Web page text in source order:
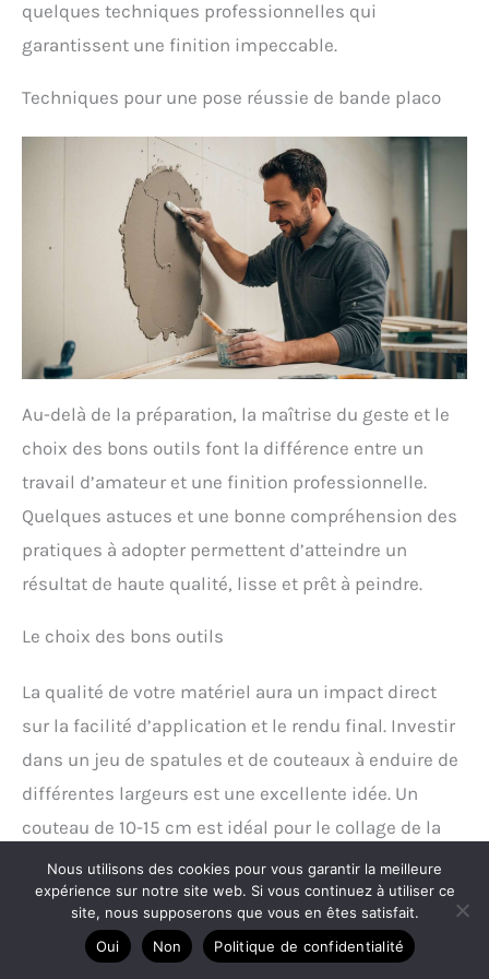
Utilisable du gros œuvre à la finition.
finition pour cloisons sèches sont
applications de cloisons sèches, de plâtre et
aussi bien aux professionnels qu'aux
passionnés.
quelques techniques professionnelles qui
garantissent une finition impeccable.
Techniques pour une pose réussie de bande placo
Au-delà de la préparation, la maîtrise du geste et le
choix des bons outils font la différence entre un
travail d’amateur et une finition professionnelle.
Quelques astuces et une bonne compréhension des
pratiques à adopter permettent d’atteindre un
résultat de haute qualité, lisse et prêt à peindre.
Le choix des bons outils
La qualité de votre matériel aura un impact direct
sur la facilité d’application et le rendu final. Investir
dans un jeu de spatules et de couteaux à enduire de
différentes largeurs est une excellente idée. Un
couteau de 10-15 cm est idéal pour le collage de la
bande, tandis que des couteaux plus larges (20-25
cm) seront parfaits pour les passes de finition,
permettant de lisser l’enduit sur une plus grande
surface et d’atténuer les surépaisseurs. Assurez-
Nous utilisons des cookies pour vous garantir la meilleure
expérience sur notre site web. Si vous continuez à utiliser ce
site, nous supposerons que vous en êtes satisfait.
Oui
Non Politique de confidentialité